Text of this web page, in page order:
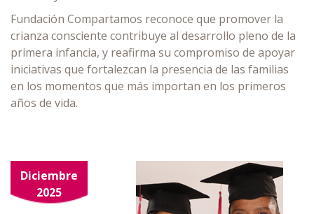
Fundación Compartamos reconoce que promover la
crianza consciente contribuye al desarrollo pleno de la
primera infancia, y reafirma su compromiso de apoyar
iniciativas que fortalezcan la presencia de las familias
en los momentos que más importan en los primeros
años de vida.
Diciembre
2025